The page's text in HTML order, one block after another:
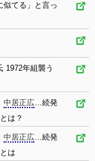
似てる」と言っ
1972年組襲う
中居正広…続発
は？
中居正広…続発
は